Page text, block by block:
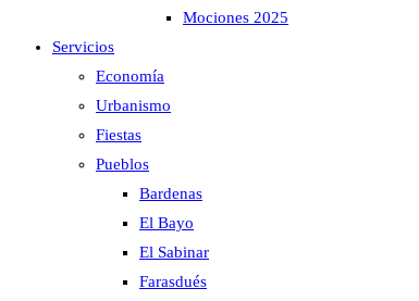
Mociones 2025
Servicios
Economía
Urbanismo
Fiestas
Pueblos
Bardenas
El Bayo
El Sabinar
Farasdués